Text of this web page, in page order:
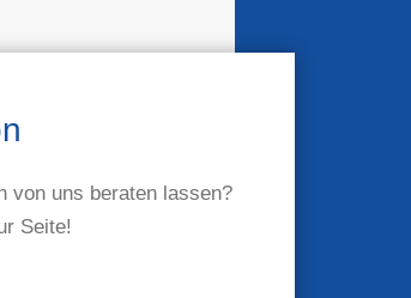
von uns beraten lassen?
Seite!